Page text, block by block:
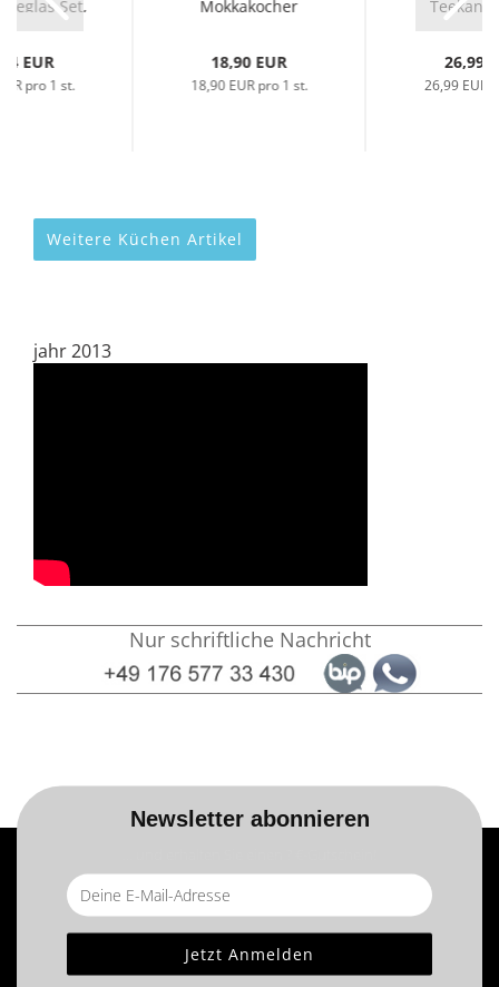
Set,
EUR
pro 1 st.
Mokkakocher
18,90 EUR
18,90 EUR pro 1 st.
26,99
26,99 EUR
Weitere Küchen Artikel
jahr 2013
Nur schriftliche Nachricht
Newsletter abonnieren